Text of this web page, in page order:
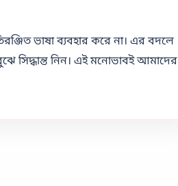
ভাষা ব্যবহার করে না। এর বদলে
সিদ্ধান্ত নিন। এই মনোভাবই আমাদের